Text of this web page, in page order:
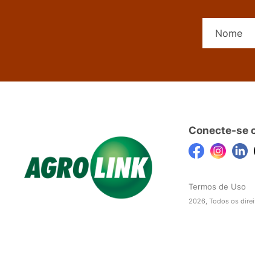
Conecte-se
Termos de Uso
2026, Todos os